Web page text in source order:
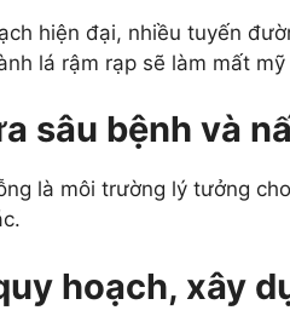
hiện đại, nhiều tuyến
lá rậm rạp sẽ làm mất
sâu bệnh và
là môi trường lý tưởng
hoạch, xây